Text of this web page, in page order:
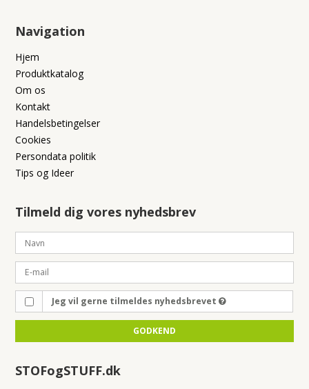
Navigation
Hjem
Produktkatalog
Om os
Kontakt
Handelsbetingelser
Cookies
Persondata politik
Tips og Ideer
Tilmeld dig vores nyhedsbrev
Jeg vil gerne tilmeldes nyhedsbrevet
GODKEND
STOFogSTUFF.dk